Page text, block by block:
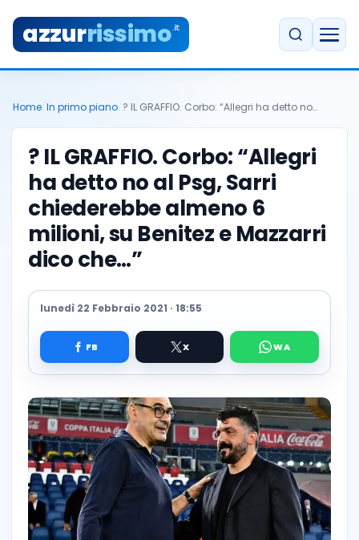
azzurrissimo.it
Home In primo piano ? IL GRAFFIO. Corbo: “Allegri ha detto no…
? IL GRAFFIO. Corbo: “Allegri
ha detto no al Psg, Sarri
chiederebbe almeno 6
milioni, su Benitez e Mazzarri
dico che…”
lunedì 22 Febbraio 2021 · 18:55